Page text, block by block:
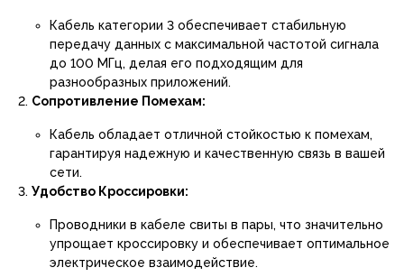
Кабель категории 3 обеспечивает стабильную
передачу данных с максимальной частотой сигнала
до 100 МГц, делая его подходящим для
разнообразных приложений.
Сопротивление Помехам:
Кабель обладает отличной стойкостью к помехам,
гарантируя надежную и качественную связь в вашей
сети.
Удобство Кроссировки:
Проводники в кабеле свиты в пары, что значительно
упрощает кроссировку и обеспечивает оптимальное
электрическое взаимодействие.